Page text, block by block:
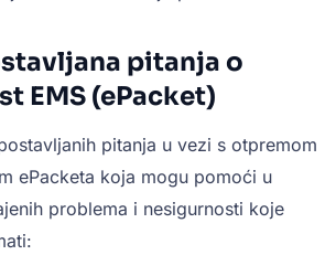
pitanja o
EMS (ePacket)
pitanja u vezi s otpremom
ePacketa koja mogu pomoći u
problema i nesigurnosti koje